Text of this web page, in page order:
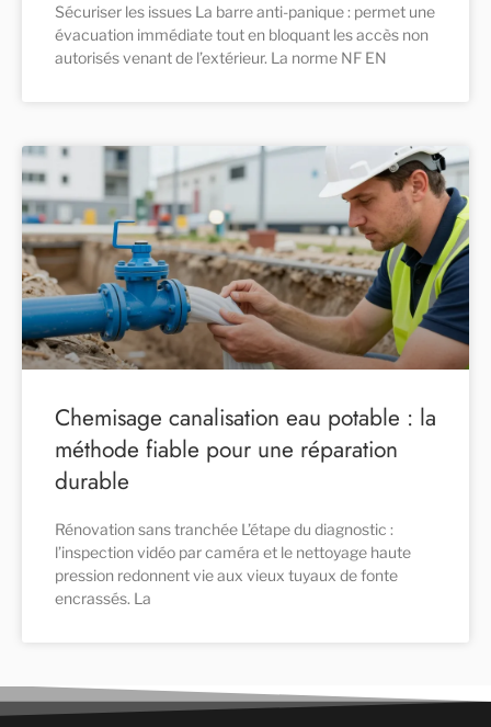
Sécuriser les issues La barre anti-panique : permet une
évacuation immédiate tout en bloquant les accès non
autorisés venant de l’extérieur. La norme NF EN
Chemisage canalisation eau potable : la
méthode fiable pour une réparation
durable
Rénovation sans tranchée L’étape du diagnostic :
l’inspection vidéo par caméra et le nettoyage haute
pression redonnent vie aux vieux tuyaux de fonte
encrassés. La